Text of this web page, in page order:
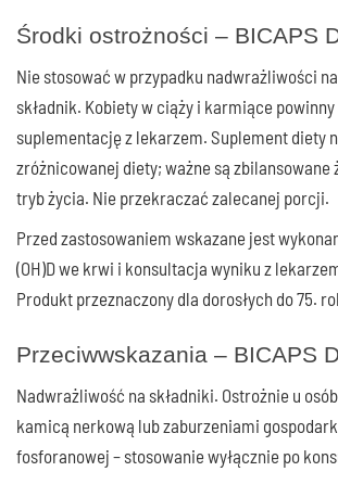
Środki ostrożności – BICAPS
Nie stosować w przypadku nadwrażliwości
składnik. Kobiety w ciąży i karmiące
suplementację z lekarzem. Suplement diety
zróżnicowanej diety; ważne są zbilansowane
tryb życia. Nie przekraczać zalecanej porcji.
Przed zastosowaniem wskazane jest
(OH)D we krwi i konsultacja wyniku z
Produkt przeznaczony dla dorosłych do 75.
Przeciwwskazania – BICAPS
Nadwrażliwość na składniki. Ostrożnie u
kamicą nerkową lub zaburzeniami
fosforanowej – stosowanie wyłącznie po